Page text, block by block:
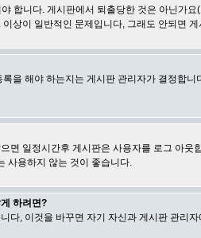
합니다. 게시판에서 퇴출당한 것은 아닌가
상이 일반적인 문제입니다, 그래도 안되면
을 해야 하는지는 게시판 관리자가 결정합
면 일정시간후 게시판은 사용자를 로그 아웃
사용하지 않는 것이 좋습니다.
하려면?
다, 이것을 바꾸면 자기 자신과 게시판 관리